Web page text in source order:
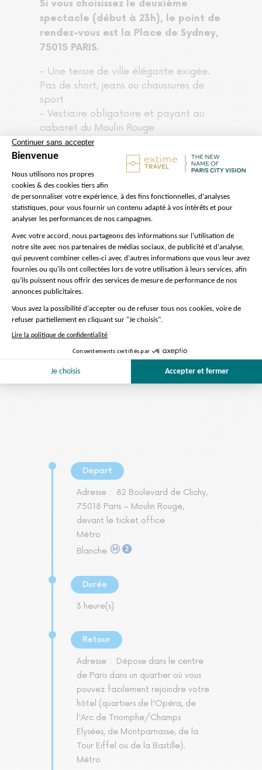
Si vous choisissez le deuxième
spectacle (début à 23h), le point de
rendez-vous est la Place de Sydney,
75015 PARIS.
- Une tenue de ville élégante exigée.
Pas de short, jeans ou chaussures de
sport
- Vestiaire obligatoire et payant au
cabaret du Moulin Rouge
- Les Enfants sont acceptés au Moulin
Rouge à partir de 6 ans
- Pour un départ à 20H45, le
spectacle commence à 21h00 et se
termine à 23h00
Lire la suite...Afficher moins
Préparation de la visite
On s'occupe de tout
Départ
Adresse :
82 Boulevard de Clichy,
75018 Paris – Moulin Rouge,
devant le ticket office
Métro :
Blanche
Durée
3 heure(s)
Retour
Adresse :
Dépose dans le centre
de Paris dans un quartier où vous
pouvez facilement rejoindre votre
hôtel (quartiers de l'Opéra, de
l'Arc de Triomphe/Champs
Elysées, de Montparnasse, de la
Tour Eiffel ou de la Bastille).
Métro :